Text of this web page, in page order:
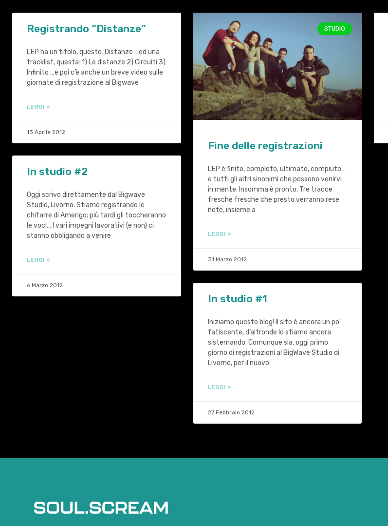
Registrando “Distanze”
L’EP ha un titolo, questo: Distanze …ed una
tracklist, questa: 1) Le distanze 2) Circuiti 3)
Infinito …e poi c’è anche un breve video sulle
giornate di registrazione al Bigwave
LEGGI »
13 Aprile 2012
STUDIO
Fine delle registrazioni
L’EP è finito, completo, ultimato, compiuto…
e tutti gli altri sinonimi che possono venirvi
in mente. Insomma è pronto. Tre tracce
fresche fresche che presto verranno rese
note, insieme a
LEGGI »
31 Marzo 2012
In studio #2
Oggi scrivo direttamente dal Bigwave
Studio, Livorno. Stiamo registrando le
chitarre di Amerigo; più tardi gli toccheranno
le voci… I vari impegni lavorativi (e non) ci
stanno obbligando a venire
LEGGI »
6 Marzo 2012
In studio #1
Iniziamo questo blog! Il sito è ancora un po’
fatiscente, d’altronde lo stiamo ancora
sistemando. Comunque sia, oggi primo
giorno di registrazioni al BigWave Studio di
Livorno, per il nuovo
LEGGI »
27 Febbraio 2012